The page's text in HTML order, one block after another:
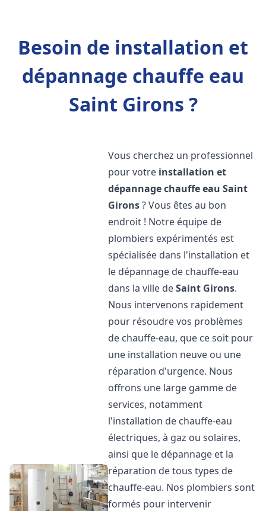
Besoin de installation et
dépannage chauffe eau
Saint Girons ?
Vous cherchez un professionnel
pour votre installation et
dépannage chauffe eau Saint
Girons? Vous êtes au bon
endroit ! Notre équipe de
plombiers expérimentés est
spécialisée dans l'installation et
le dépannage de chauffe-eau
dans la ville deSaint Girons.
Nous intervenons rapidement
pour résoudre vos problèmes
de chauffe-eau, que ce soit pour
une installation neuve ou une
réparation d'urgence. Nous
offrons une large gamme de
services, notamment
l'installation de chauffe-eau
électriques, à gaz ou solaires,
ainsi que le dépannage et la
réparation de tous types de
chauffe-eau. Nos plombiers sont
formés pour intervenir